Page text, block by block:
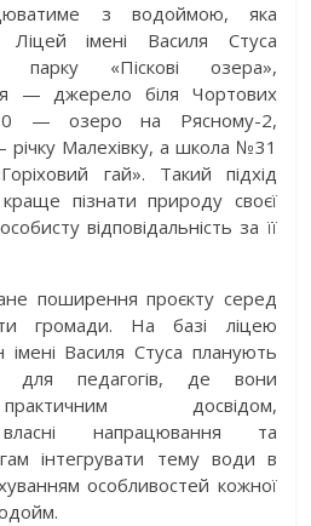
з водоймою, яка
Ліцей імені Василя Стуса
парку «Піскові озера»,
— джерело біля Чортових
— озеро на Рясному-2,
річку Малехівку, а школа №31
гай». Такий підхід
пізнати природу своєї
відповідальність за її
поширення проєкту серед
громади. На базі ліцею
імені Василя Стуса планують
для педагогів, де вони
досвідом,
власні напрацювання та
інтегрувати тему води в
особливостей кожної